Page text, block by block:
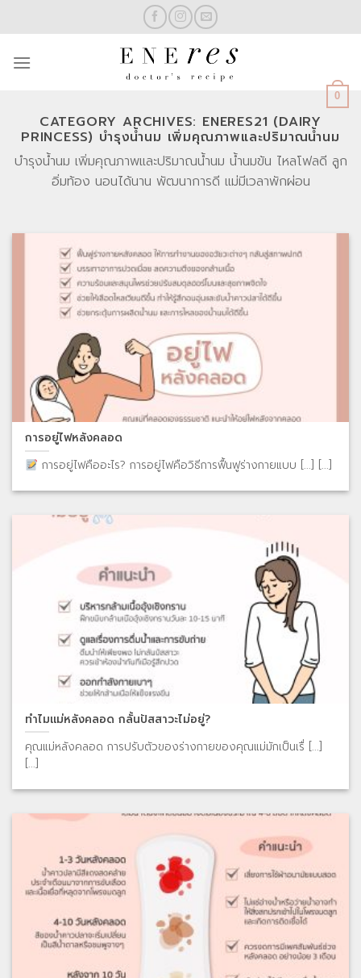
to
0
CATEGORY ARCHIVES: ENERES21 (DAIRY
PRINCESS) บำรุงน้ำนม เพิ่มคุณภาพและปริมาณน้ำนม
บำรุงน้ำนม เพิ่มคุณภาพและปริมาณน้ำนม น้ำนมข้น ไหลโฟลดี ลูก
อิ่มท้อง นอนได้นาน พัฒนาการดี แม่มีเวลาพักผ่อน
การอยู่ไฟหลังคลอด
การอยู่ไฟคืออะไร? การอยู่ไฟคือวิธีการฟื้นฟูร่างกายแบบ [...] [...]
ทำไมแม่หลังคลอด กลั้นปัสสาวะไม่อยู่?
คุณแม่หลังคลอด การปรับตัวของร่างกายของคุณแม่มักเป็นเรื่ [...]
[...]